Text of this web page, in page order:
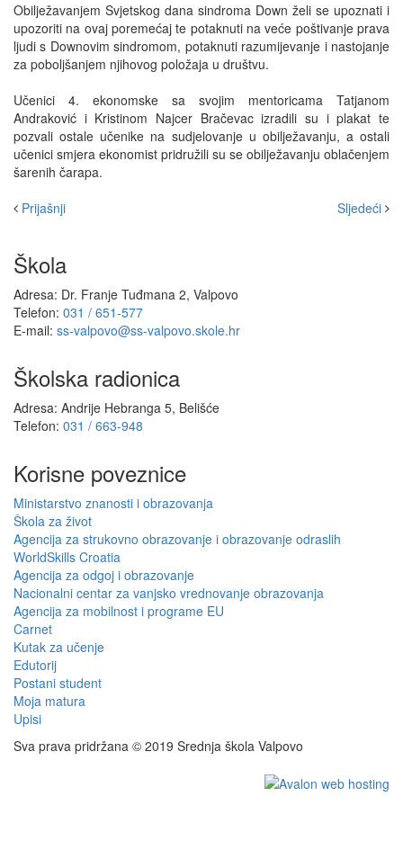
Obilježavanjem Svjetskog dana sindroma Down želi se upoznati i
upozoriti na ovaj poremećaj te potaknuti na veće poštivanje prava
ljudi s Downovim sindromom, potaknuti razumijevanje i nastojanje
za poboljšanjem njihovog položaja u društvu.
Učenici 4. ekonomske sa svojim mentoricama Tatjanom
Andraković i Kristinom Najcer Bračevac izradili su i plakat te
pozvali ostale učenike na sudjelovanje u obilježavanju, a ostali
učenici smjera ekonomist pridružili su se obilježavanju oblačenjem
šarenih čarapa.
Prijašnji
Sljedeći
Škola
Adresa: Dr. Franje Tuđmana 2, Valpovo
Telefon: 031 / 651-577
E-mail: ss-valpovo@ss-valpovo.skole.hr
Školska radionica
Adresa: Andrije Hebranga 5, Belišće
Telefon: 031 / 663-948
Korisne poveznice
Ministarstvo znanosti i obrazovanja
Škola za život
Agencija za strukovno obrazovanje i obrazovanje odraslih
WorldSkills Croatia
Agencija za odgoj i obrazovanje
Nacionalni centar za vanjsko vrednovanje obrazovanja
Agencija za mobilnost i programe EU
Carnet
Kutak za učenje
Edutorij
Postani student
Moja matura
Upisi
Sva prava pridržana © 2019 Srednja škola Valpovo